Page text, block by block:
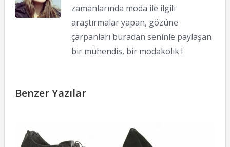
zamanlarında moda ile ilgili
araştırmalar yapan, gözüne
çarpanları buradan seninle paylaşan
bir mühendis, bir modakolik !
Benzer Yazılar